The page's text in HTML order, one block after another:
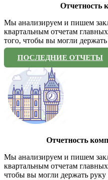
Мы анализируем и пишем
квартальным отчетам
того, чтобы вы могли
ПОСЛЕДНИЕ ОТЧЕТЫ
Отчетность
Мы анализируем и пишем
квартальным отчетам
чтобы вы могли держать руку